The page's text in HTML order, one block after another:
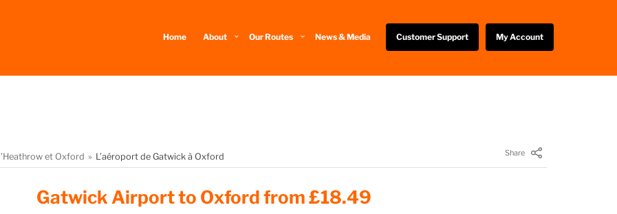
Home About Our Routes News & Media Customer Support My Account
et Oxford L’aéroport de Gatwick à Oxford Share
Gatwick Airport to Oxford from £18.49